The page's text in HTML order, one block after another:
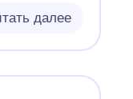
далее